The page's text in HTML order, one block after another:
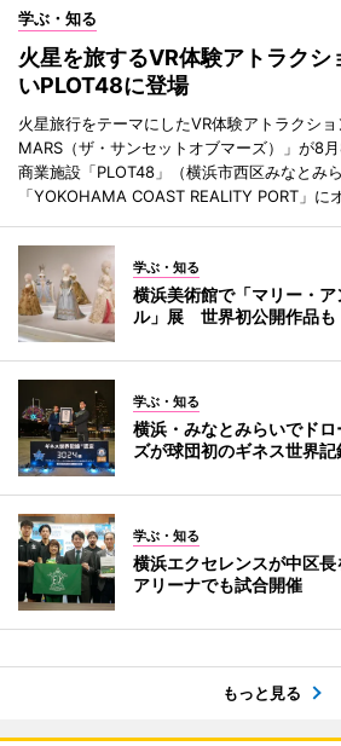
学ぶ・知る
火星を旅するVR体験アトラク
いPLOT48に登場
火星旅行をテーマにしたVR体験アトラクシ
MARS（ザ・サンセットオブマーズ）」が8
商業施設「PLOT48」（横浜市西区みなとみ
「YOKOHAMA COAST REALITY PORT」に
学ぶ・知る
横浜美術館で「マリー・
ル」展 世界初公開作品も
学ぶ・知る
横浜・みなとみらいでド
ズが球団初のギネス世界記
学ぶ・知る
横浜エクセレンスが中区
アリーナでも試合開催
もっと見る